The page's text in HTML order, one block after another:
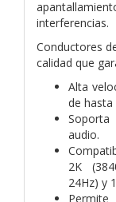
interferencias.
Conductores
calidad que
Alta
de hasta
Soporta
audio.
2K
24Hz) y